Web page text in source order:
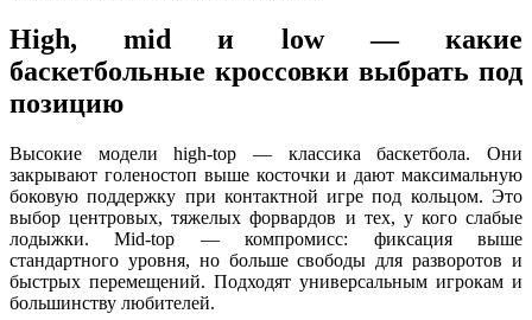
High, mid и low — какие
баскетбольные кроссовки выбрать под
позицию
Высокие модели high-top — классика баскетбола. Они
закрывают голеностоп выше косточки и дают максимальную
боковую поддержку при контактной игре под кольцом. Это
выбор центровых, тяжелых форвардов и тех, у кого слабые
лодыжки. Mid-top — компромисс: фиксация выше
стандартного уровня, но больше свободы для разворотов и
быстрых перемещений. Подходят универсальным игрокам и
большинству любителей.